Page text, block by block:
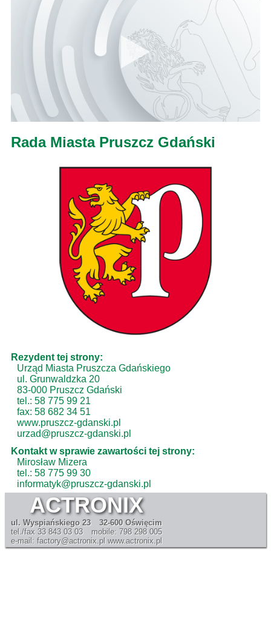
Rada Miasta Pruszcz Gdański
Rezydent tej strony:
Urząd Miasta Pruszcza Gdańskiego
ul. Grunwaldzka 20
83-000 Pruszcz Gdański
tel.: 58 775 99 21
fax: 58 682 34 51
www.pruszcz-gdanski.pl
urzad@pruszcz-gdanski.pl
Kontakt w sprawie zawartości tej strony:
Mirosław Mizera
tel.: 58 775 99 30
informatyk@pruszcz-gdanski.pl
ACTRONIX
ul. Wyspiańskiego 23
tel./fax 33 843 03 03
e-mail: factory@actronix.pl
32-600 Oświęcim
mobile: 798 298 005
www.actronix.pl